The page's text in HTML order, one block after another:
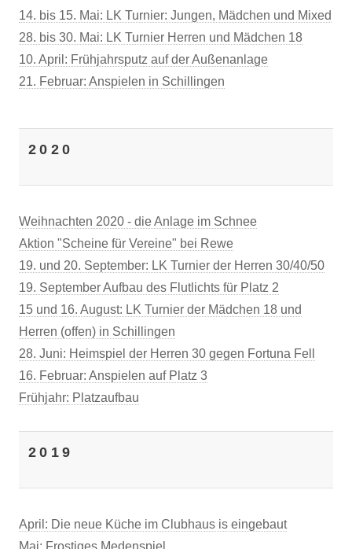
14. bis 15. Mai: LK Turnier: Jungen, Mädchen und Mixed
28. bis 30. Mai: LK Turnier Herren und Mädchen 18
10. April: Frühjahrsputz auf der Außenanlage
21. Februar: Anspielen in Schillingen
2020
Weihnachten 2020 - die Anlage im Schnee
Aktion "Scheine für Vereine" bei Rewe
19. und 20. September: LK Turnier der Herren 30/40/50
19. September Aufbau des Flutlichts für Platz 2
15 und 16. August: LK Turnier der Mädchen 18 und
Herren (offen) in Schillingen
28. Juni: Heimspiel der Herren 30 gegen Fortuna Fell
16. Februar: Anspielen auf Platz 3
Frühjahr: Platzaufbau
2019
April: Die neue Küche im Clubhaus is eingebaut